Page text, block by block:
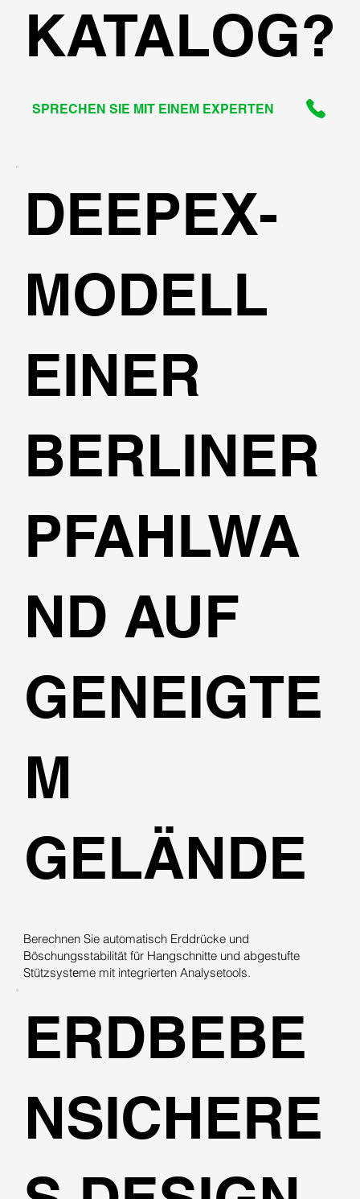
KATALOG?
SPRECHEN SIE MIT EINEM EXPERTEN
Berechnen Sie automatisch Erddrücke und
Böschungsstabilität für Hangschnitte und abgestufte
Stützsystеme mit integrierten Analysetools.
DEEPEX-
MODELL
EINER
BERLINER
PFAHLWA
ND AUF
GENEIGTE
M
GELÄNDE
ERDBEBE
NSICHERE